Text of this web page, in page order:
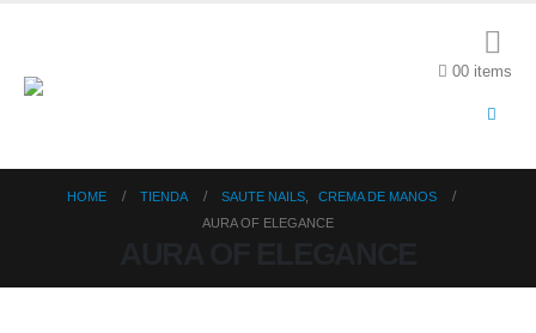
00 items
HOME TIENDA SAUTE NAILS,
CREMA DE MANOS
AURA OF ELEGANCE